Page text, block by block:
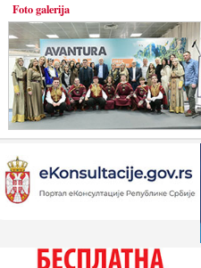
Foto galerija